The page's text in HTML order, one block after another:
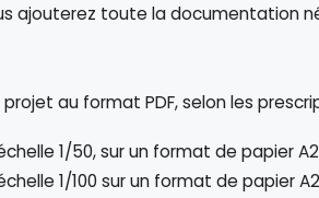
ajouterez toute la documentation
au format PDF, selon les
1/50, sur un format de papier
1/100 sur un format de papier